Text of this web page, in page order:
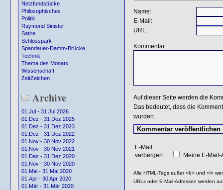
Netzfundstücke
Philosophisches
Politik
Raymond Sinister
Satire
Schlosspark
Spandauer-Damm-Brücke
Technik
Thema des Monats
Wissenschaft
ZeitZeichen
Archive
01.Jul - 31 Jul 2026
01.Dez - 31 Dez 2025
01.Dez - 31 Dez 2023
01.Dez - 31 Dez 2022
01.Nov - 30 Nov 2022
01.Nov - 30 Nov 2021
01.Dez - 31 Dez 2020
01.Nov - 30 Nov 2020
01.Mai - 31 Mai 2020
01.Apr - 30 Apr 2020
01.Mär - 31 Mär 2020
Name:
E-Mail:
URL:
Kommentar:
Auf dieser Seite werden die
Das bedeutet, dass die
wurden.
E-Mail
verbergen:
Meine E-
Alle HTML-Tags außer <b> und <i>
URLs oder E-Mail-Adressen werden